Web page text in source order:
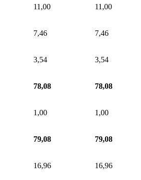
11,00 11,00
7,46 7,46
3,54 3,54
78,08 78,08
1,00 1,00
79,08 79,08
16,96 16,96